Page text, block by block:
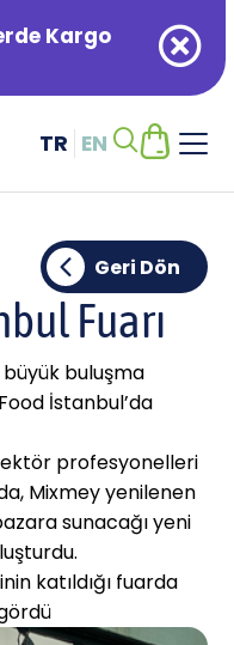
Kargo
TR EN
Geri Dön
Fuarı
buluşma
İstanbul’da
profesyonelleri
Mixmey yenilenen
sunacağı yeni
katıldığı fuarda